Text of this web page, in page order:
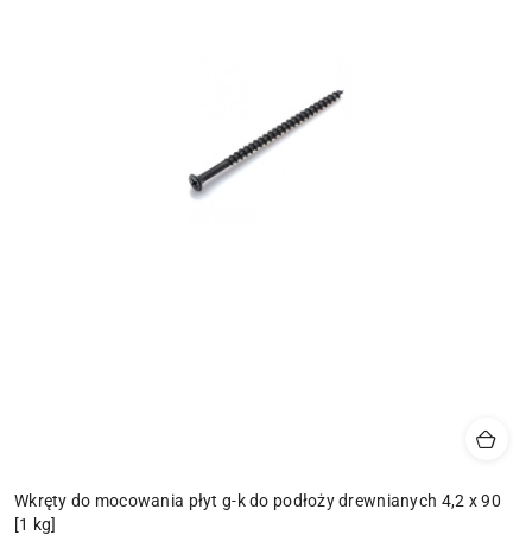
Wkręty do mocowania płyt g-k do podłoży drewnianych 4,2 x 90
[1 kg]